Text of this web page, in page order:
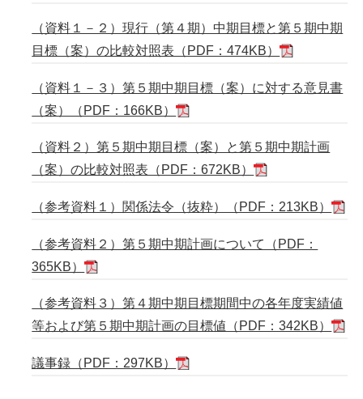
（資料１－２）現行（第４期）中期目標と第５期中期
目標（案）の比較対照表（PDF：474KB）
（資料１－３）第５期中期目標（案）に対する意見書
（案）（PDF：166KB）
（資料２）第５期中期目標（案）と第５期中期計画
（案）の比較対照表（PDF：672KB）
（参考資料１）関係法令（抜粋）（PDF：213KB）
（参考資料２）第５期中期計画について（PDF：
365KB）
（参考資料３）第４期中期目標期間中の各年度実績値
等および第５期中期計画の目標値（PDF：342KB）
議事録（PDF：297KB）